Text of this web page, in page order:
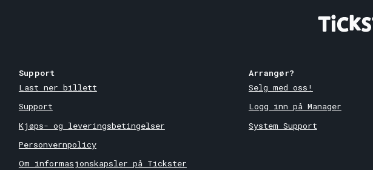
Support
Last ner billett
Support
Kjøps- og leveringsbetingelser
Personvernpolicy
Om informasjonskapsler på Tickster
Arrangør?
Selg med oss!
Logg inn på Manager
System Support